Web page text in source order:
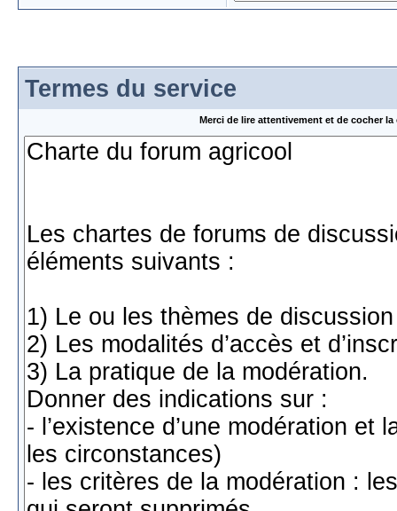
Termes du service
Merci de lire attentivement et de cocher